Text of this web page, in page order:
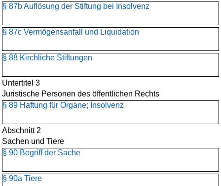
§ 87b Auflösung der Stiftung bei Insolvenz
§ 87c Vermögensanfall und Liquidation
§ 88 Kirchliche Stiftungen
Untertitel 3
Juristische Personen des öffentlichen Rechts
§ 89 Haftung für Organe; Insolvenz
Abschnitt 2
Sachen und Tiere
§ 90 Begriff der Sache
§ 90a Tiere